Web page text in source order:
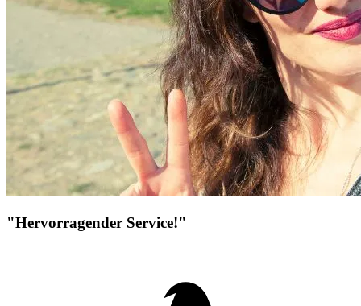
"Hervorragender Service!"